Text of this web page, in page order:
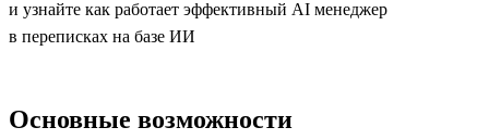
и узнайте как работает эффективный AI менеджер
в переписках на базе ИИ
Основные возможности